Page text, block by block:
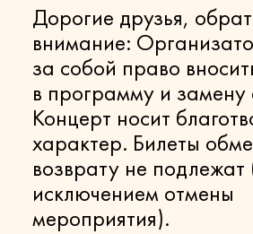
Дорогие друзья,
внимание:
за собой право
в программу и замену
Концерт носит
характер. Билеты
возврату не подлежат
исключением отмены
мероприятия).